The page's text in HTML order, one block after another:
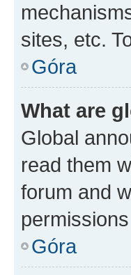
sites, etc.
Góra
What are
Global
read them
forum and
Góra